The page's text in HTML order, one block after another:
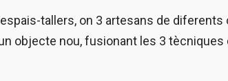
tallers, on 3 artesans de
objecte nou, fusionant les 3